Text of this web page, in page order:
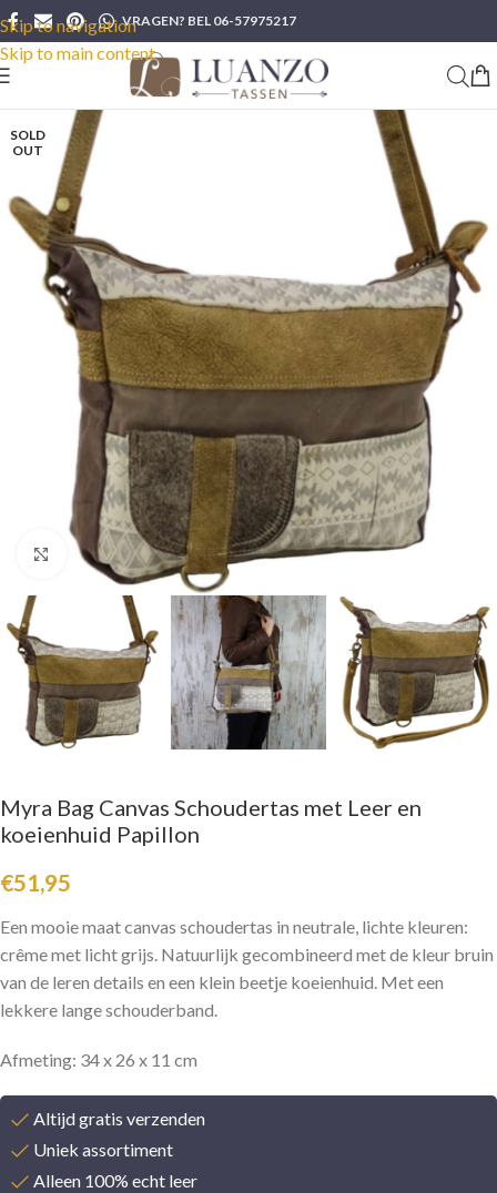
Skip to navigation
Skip to main content
VRAGEN? BEL 06-57975217
SOLD
OUT
Click to enlarge
Myra Bag Canvas Schoudertas met Leer en
koeienhuid Papillon
€51,95
Een mooie maat canvas schoudertas in neutrale, lichte kleuren:
crême met licht grijs. Natuurlijk gecombineerd met de kleur bruin
van de leren details en een klein beetje koeienhuid. Met een
lekkere lange schouderband.
Afmeting: 34 x 26 x 11 cm
Altijd gratis verzenden
Uniek assortiment
Alleen 100% echt leer